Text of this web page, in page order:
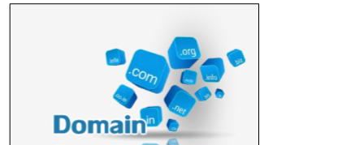
காணப்பட்ட பல ...